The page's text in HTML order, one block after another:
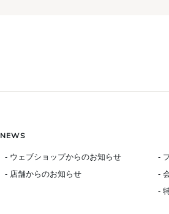
NEWS
- ウェブショップからのお知らせ
- 店舗からのお知らせ
-
-
-